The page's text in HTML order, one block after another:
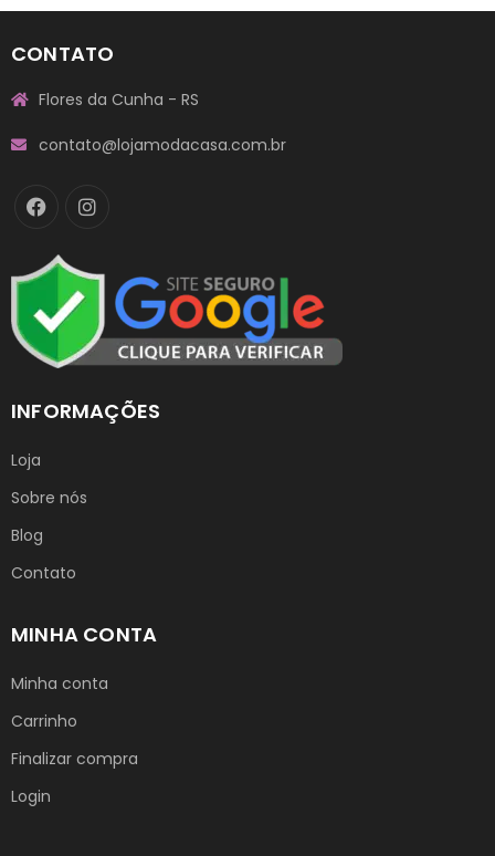
CONTATO
Flores da Cunha - RS
contato@lojamodacasa.com.br
INFORMAÇÕES
Loja
Sobre nós
Blog
Contato
MINHA CONTA
Minha conta
Carrinho
Finalizar compra
Login